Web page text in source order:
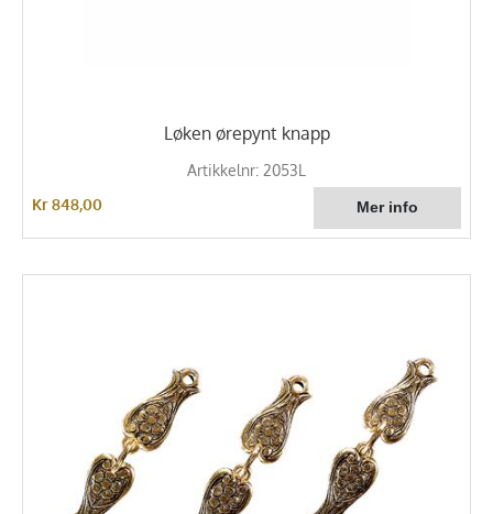
Løken ørepynt knapp
Artikkelnr: 2053L
Kr 848,00